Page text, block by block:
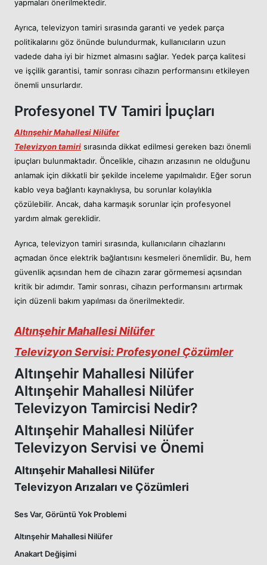
yapmaları önerilmektedir.
Ayrıca, televizyon tamiri sırasında garanti ve yedek parça
politikalarını göz önünde bulundurmak, kullanıcıların uzun
vadede daha iyi bir hizmet almasını sağlar. Yedek parça kalitesi
ve işçilik garantisi, tamir sonrası cihazın performansını etkileyen
önemli unsurlardır.
Profesyonel TV Tamiri İpuçları
Altınşehir Mahallesi Nilüfer
Televizyon tamiri sırasında dikkat edilmesi gereken bazı önemli
ipuçları bulunmaktadır. Öncelikle, cihazın arızasının ne olduğunu
anlamak için dikkatli bir şekilde inceleme yapılmalıdır. Eğer sorun
kablo veya bağlantı kaynaklıysa, bu sorunlar kolaylıkla
çözülebilir. Ancak, daha karmaşık sorunlar için profesyonel
yardım almak gereklidir.
Ayrıca, televizyon tamiri sırasında, kullanıcıların cihazlarını
açmadan önce elektrik bağlantısını kesmeleri önemlidir. Bu, hem
güvenlik açısından hem de cihazın zarar görmemesi açısından
kritik bir adımdır. Tamir sonrası, cihazın performansını artırmak
için düzenli bakım yapılması da önerilmektedir.
Altınşehir Mahallesi Nilüfer
Televizyon Servisi: Profesyonel Çözümler
Altınşehir Mahallesi Nilüfer
Altınşehir Mahallesi Nilüfer
Televizyon Tamircisi Nedir?
Altınşehir Mahallesi Nilüfer
Televizyon Servisi ve Önemi
Altınşehir Mahallesi Nilüfer
Televizyon Arızaları ve Çözümleri
Ses Var, Görüntü Yok Problemi
Altınşehir Mahallesi Nilüfer
Anakart Değişimi